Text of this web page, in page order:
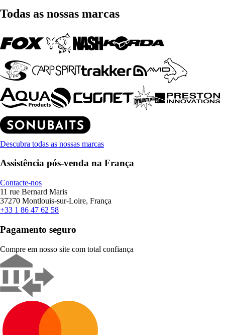
Todas as nossas marcas
Descubra todas as nossas marcas
Assistência pós-venda na França
Contacte-nos
11 rue Bernard Maris
37270 Montlouis-sur-Loire, França
+33 1 86 47 62 58
Pagamento seguro
Compre em nosso site com total confiança